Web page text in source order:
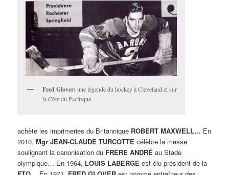
Fred Glover: une légende du hockey à Cleveland et sur
la Côte du Pacifique.
achète les imprimeries du Britannique ROBERT MAXWELL… En
2010,Mgr JEAN-CLAUDE TURCOTTE célèbre la messe
soulignant la canonisation du FRÈRE ANDRÉ au Stade
olympique… En 1964, LOUIS LABERGE est élu président de la